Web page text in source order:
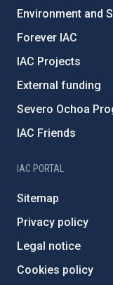
Environment and
Forever IAC
IAC Projects
External funding
Severo Ochoa
IAC Friends
IAC PORTAL
Sitemap
Privacy policy
Legal notice
Cookies policy